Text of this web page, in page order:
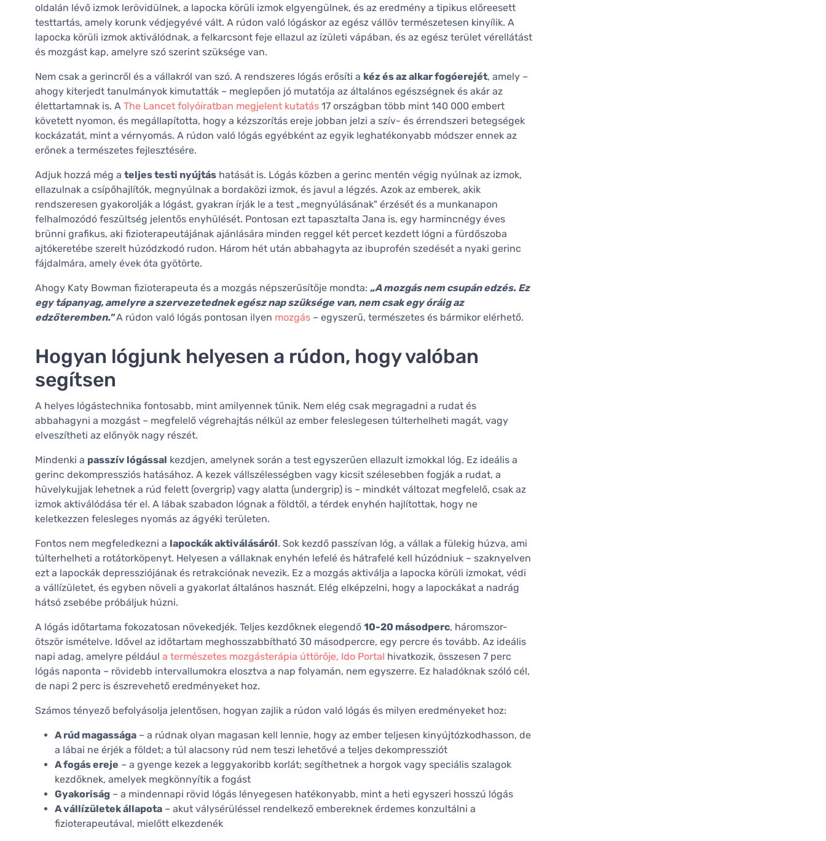
oldalán lévő izmok lerövidülnek, a lapocka körüli izmok elgyengülnek, és az eredmény a tipikus előreesett
testtartás, amely korunk védjegyévé vált. A rúdon való lógáskor az egész vállöv természetesen kinyílik. A
lapocka körüli izmok aktiválódnak, a felkarcsont feje ellazul az ízületi vápában, és az egész terület vérellátást
és mozgást kap, amelyre szó szerint szüksége van.
Nem csak a gerincről és a vállakról van szó. A rendszeres lógás erősíti a kéz és az alkar fogóerejét, amely –
ahogy kiterjedt tanulmányok kimutatták – meglepően jó mutatója az általános egészségnek és akár az
élettartamnak is. A The Lancet folyóiratban megjelent kutatás 17 országban több mint 140 000 embert
követett nyomon, és megállapította, hogy a kézszorítás ereje jobban jelzi a szív- és érrendszeri betegségek
kockázatát, mint a vérnyomás. A rúdon való lógás egyébként az egyik leghatékonyabb módszer ennek az
erőnek a természetes fejlesztésére.
Adjuk hozzá még a teljes testi nyújtás hatását is. Lógás közben a gerinc mentén végig nyúlnak az izmok,
ellazulnak a csípőhajlítók, megnyúlnak a bordaközi izmok, és javul a légzés. Azok az emberek, akik
rendszeresen gyakorolják a lógást, gyakran írják le a test „megnyúlásának" érzését és a munkanapon
felhalmozódó feszültség jelentős enyhülését. Pontosan ezt tapasztalta Jana is, egy harmincnégy éves
brünni grafikus, aki fizioterapeutájának ajánlására minden reggel két percet kezdett lógni a fürdőszoba
ajtókeretébe szerelt húzódzkodó rudon. Három hét után abbahagyta az ibuprofén szedését a nyaki gerinc
fájdalmára, amely évek óta gyötörte.
Ahogy Katy Bowman fizioterapeuta és a mozgás népszerűsítője mondta: „A mozgás nem csupán edzés. Ez
egy tápanyag, amelyre a szervezetednek egész nap szüksége van, nem csak egy óráig az
edzőteremben."A rúdon való lógás pontosan ilyen mozgás – egyszerű, természetes és bármikor elérhető.
Hogyan lógjunk helyesen a rúdon, hogy valóban
segítsen
A helyes lógástechnika fontosabb, mint amilyennek tűnik. Nem elég csak megragadni a rudat és
abbahagyni a mozgást – megfelelő végrehajtás nélkül az ember feleslegesen túlterhelheti magát, vagy
elveszítheti az előnyök nagy részét.
Mindenki a passzív lógással kezdjen, amelynek során a test egyszerűen ellazult izmokkal lóg. Ez ideális a
gerinc dekompressziós hatásához. A kezek vállszélességben vagy kicsit szélesebben fogják a rudat, a
hüvelykujjak lehetnek a rúd felett (overgrip) vagy alatta (undergrip) is – mindkét változat megfelelő, csak az
izmok aktiválódása tér el. A lábak szabadon lógnak a földtől, a térdek enyhén hajlítottak, hogy ne
keletkezzen felesleges nyomás az ágyéki területen.
Fontos nem megfeledkezni a lapockák aktiválásáról. Sok kezdő passzívan lóg, a vállak a fülekig húzva, ami
túlterhelheti a rotátorköpenyt. Helyesen a vállaknak enyhén lefelé és hátrafelé kell húzódniuk – szaknyelven
ezt a lapockák depressziójának és retrakciónak nevezik. Ez a mozgás aktiválja a lapocka körüli izmokat, védi
a vállízületet, és egyben növeli a gyakorlat általános hasznát. Elég elképzelni, hogy a lapockákat a nadrág
hátsó zsebébe próbáljuk húzni.
A lógás időtartama fokozatosan növekedjék. Teljes kezdőknek elegendő 10-20 másodperc, háromszor-
ötször ismételve. Idővel az időtartam meghosszabbítható 30 másodpercre, egy percre és tovább. Az ideális
napi adag, amelyre például a természetes mozgásterápia úttörője, Ido Portal hivatkozik, összesen 7 perc
lógás naponta – rövidebb intervallumokra elosztva a nap folyamán, nem egyszerre. Ez haladóknak szóló cél,
de napi 2 perc is észrevehető eredményeket hoz.
Számos tényező befolyásolja jelentősen, hogyan zajlik a rúdon való lógás és milyen eredményeket hoz:
A rúd magassága – a rúdnak olyan magasan kell lennie, hogy az ember teljesen kinyújtózkodhasson, de
a lábai ne érjék a földet; a túl alacsony rúd nem teszi lehetővé a teljes dekompressziót
A fogás ereje – a gyenge kezek a leggyakoribb korlát; segíthetnek a horgok vagy speciális szalagok
kezdőknek, amelyek megkönnyítik a fogást
Gyakoriság – a mindennapi rövid lógás lényegesen hatékonyabb, mint a heti egyszeri hosszú lógás
A vállízületek állapota – akut válysérüléssel rendelkező embereknek érdemes konzultálni a
fizioterapeutával, mielőtt elkezdenék